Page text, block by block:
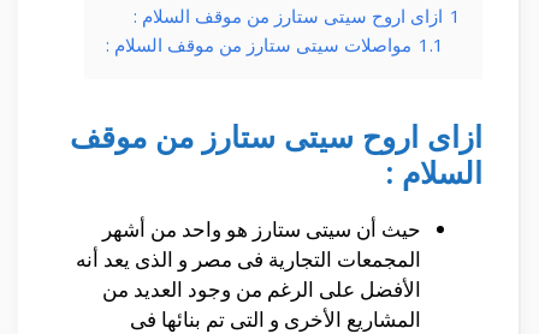
1 ازاى اروح سيتى ستارز من موقف السلام :
1.1 مواصلات سيتى ستارز من موقف السلام :
ازاى اروح سيتى ستارز من موقف
السلام :
حيث أن سيتى ستارز هو واحد من أشهر
المجمعات التجارية فى مصر و الذى يعد أنه
الأفضل على الرغم من وجود العديد من
المشاريع الأخرى و التى تم بنائها فى